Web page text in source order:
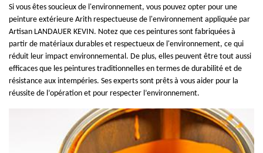
Si vous êtes soucieux de l'environnement, vous pouvez opter pour une
peinture extérieure Arith respectueuse de l'environnement appliquée par
Artisan LANDAUER KEVIN. Notez que ces peintures sont fabriquées à
partir de matériaux durables et respectueux de l'environnement, ce qui
réduit leur impact environnemental. De plus, elles peuvent être tout aussi
efficaces que les peintures traditionnelles en termes de durabilité et de
résistance aux intempéries. Ses experts sont prêts à vous aider pour la
réussite de l’opération et pour respecter l’environnement.